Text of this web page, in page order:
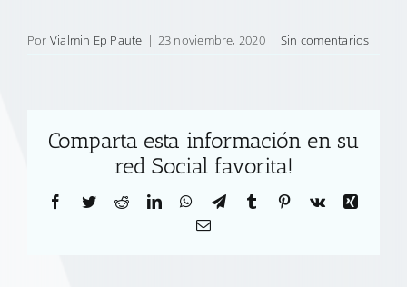
Por Vialmin Ep Paute | 23 noviembre, 2020 | Sin comentarios
Comparta esta información en su
red Social favorita!
Facebook
TwitterRedditLinkedInWhatsApp
TelegramTumblr Pinterest
Vk
Xing
Correo